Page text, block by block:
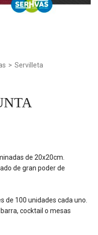
> Servilleta
de 20x20cm.
de gran poder de
de 100 unidades cada uno.
cocktail o mesas